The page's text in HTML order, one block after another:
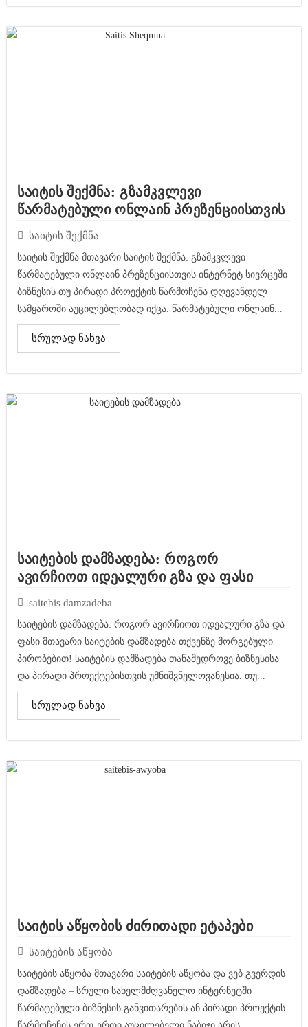
საიტის შექმნა: გზამკვლევი
წარმატებული ონლაინ პრეზენციისთვის
საიტის შექმნა
საიტის შექმნა მთავარი საიტის შექმნა: გზამკვლევი
წარმატებული ონლაინ პრეზენციისთვის ინტერნეტ სივრცეში
ბიზნესის თუ პირადი პროექტის წარმოჩენა დღევანდელ
სამყაროში აუცილებლობად იქცა. წარმატებული ონლაინ...
სრულად ნახვა
საიტების დამზადება: როგორ
ავირჩიოთ იდეალური გზა და ფასი
saitebis damzadeba
საიტების დამზადება: როგორ ავირჩიოთ იდეალური გზა და
ფასი მთავარი საიტების დამზადება თქვენზე მორგებული
პირობებით! საიტების დამზადება თანამედროვე ბიზნესისა
და პირადი პროექტებისთვის უმნიშვნელოვანესია. თუ...
სრულად ნახვა
საიტის აწყობის ძირითადი ეტაპები
საიტების აწყობა
საიტების აწყობა მთავარი საიტების აწყობა და ვებ გვერდის
დამზადება – სრული სახელმძღვანელო ინტერნეტში
წარმატებული ბიზნესის განვითარების ან პირადი პროექტის